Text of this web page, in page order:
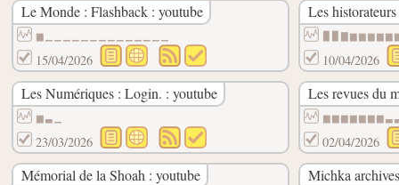
Le Monde : Flashback : youtube
▆▁▁▁▁▁▁▁▁▁▁▁▁▁▁
15/04/2026
Les
10/04/2026
Les Numériques : Login. : youtube
▆▃▁
23/03/2026
Les revues du
02/04/2026
Mémorial de la Shoah : youtube Michka